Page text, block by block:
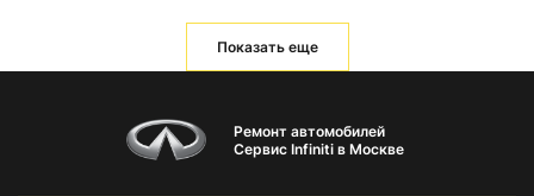
Показать еще
Ремонт автомобилей
Сервис Infiniti в Москве